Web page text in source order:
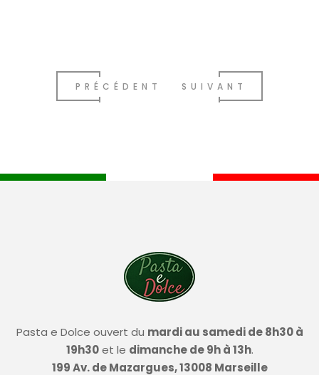
PRÉCÉDENT SUIVANT
Pasta e Dolce ouvert du mardi au samedi de 8h30 à
19h30et le dimanche de 9h à 13h.
199 Av. de Mazargues, 13008 Marseille